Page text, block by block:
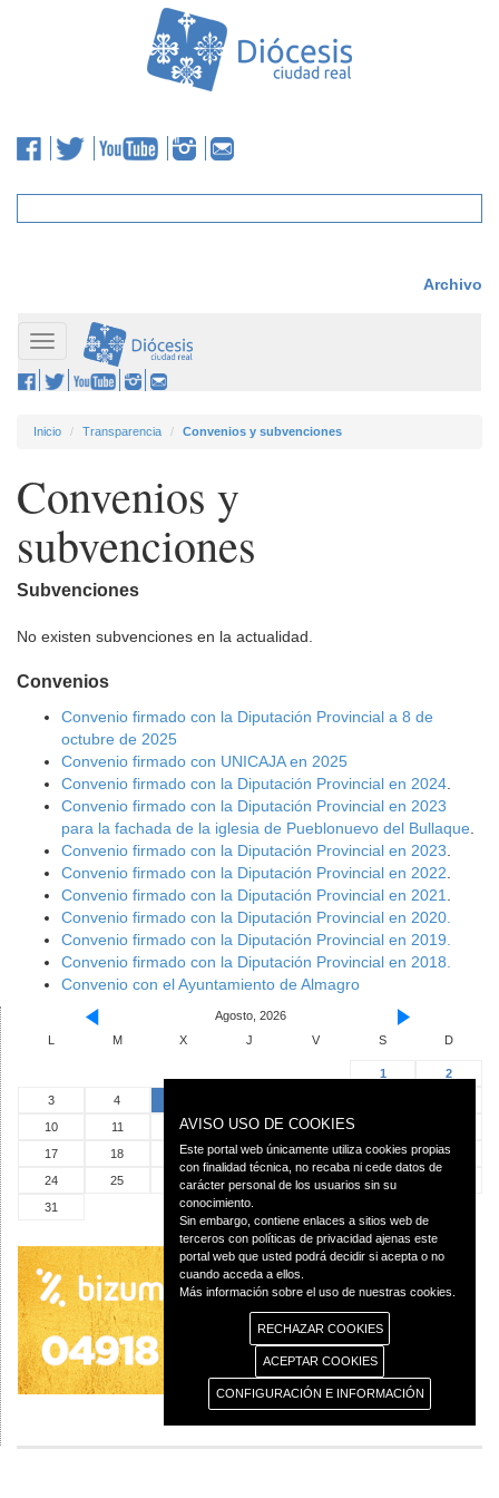
Archivo
Toggle
navigation
Inicio Transparencia Convenios y subvenciones
Convenios y
subvenciones
Subvenciones
No existen subvenciones en la actualidad.
Convenios
Convenio firmado con la Diputación Provincial a 8 de
octubre de 2025
Convenio firmado con UNICAJA en 2025
Convenio firmado con la Diputación Provincial en 2024
Convenio firmado con la Diputación Provincial en 2023
para la fachada de la iglesia de Pueblonuevo del Bullaque
Convenio firmado con la Diputación Provincial en 2023
Convenio firmado con la Diputación Provincial en 2022
Convenio firmado con la Diputación Provincial en 2021
Convenio firmado con la Diputación Provincial en 2020.
Convenio firmado con la Diputación Provincial en 2019.
Convenio firmado con la Diputación Provincial en 2018.
Convenio con el Ayuntamiento de Almagro
Agosto, 2026
L
M X J V S D
1
2
3
4
10
11 12 13 14
17
18 19 20 21 22
23
24
25 26 27 28 29
31
AVISO USO DE COOKIES
Este portal web únicamente utiliza cookies propias
con finalidad técnica, no recaba ni cede datos de
carácter personal de los usuarios sin su
conocimiento.
Sin embargo, contiene enlaces a sitios web de
terceros con políticas de privacidad ajenas este
portal web que usted podrá decidir si acepta o no
cuando acceda a ellos.
Más información sobre el uso de nuestras cookies.
RECHAZAR COOKIES
ACEPTAR COOKIES
CONFIGURACIÓN E INFORMACIÓN